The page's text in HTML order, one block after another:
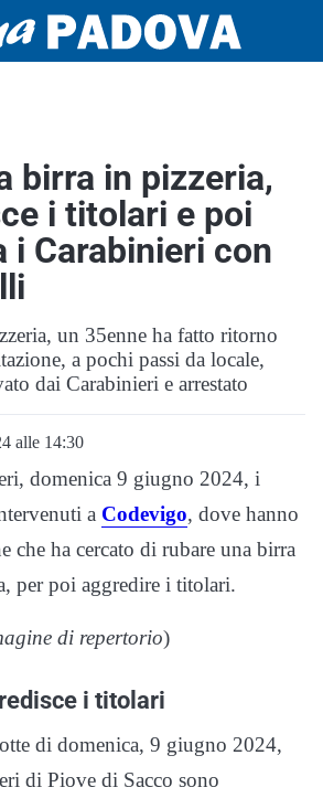
birra in pizzeria,
i titolari e poi
i Carabinieri con
un 35enne ha fatto ritorno
a pochi passi da locale,
dai Carabinieri e arrestato
alle 14:30
domenica 9 giugno 2024, i
a Codevigo, dove hanno
che ha cercato di rubare una birra
per poi aggredire i titolari.
di repertorio)
i titolari
di domenica, 9 giugno 2024,
di Piove di Sacco sono